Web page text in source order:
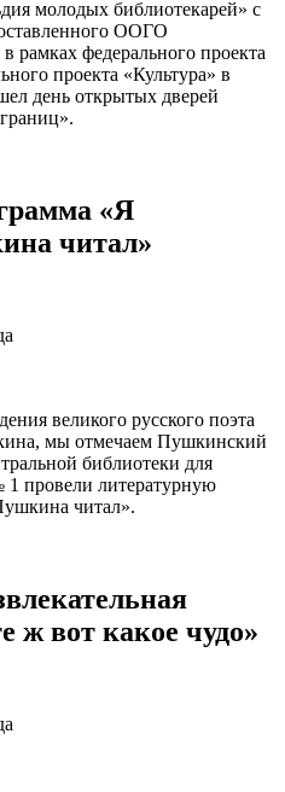
молодых библиотекарей» с
ООГО
рамках федерального проекта
проекта «Культура» в
день открытых дверей
«Я
читал»
великого русского поэта
мы отмечаем Пушкинский
библиотеки для
провели литературную
читал».
ж вот какое чудо»